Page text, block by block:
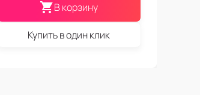
В корзину
Купить в один клик